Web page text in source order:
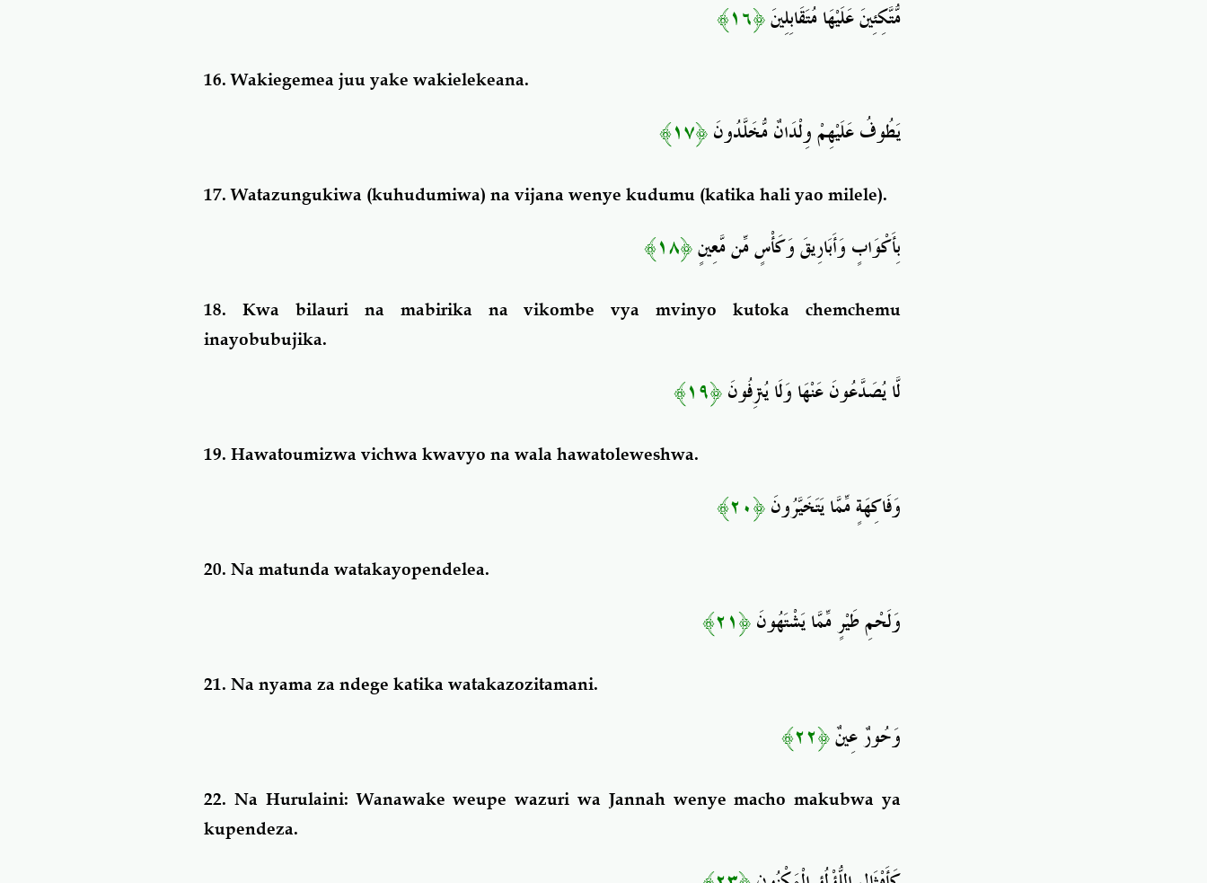
مُّتَّكِئِينَ عَلَيْهَا مُتَقَابِلِينَ﴿١٦﴾
16.Wakiegemea juu yake wakielekeana.
يَطُوفُ عَلَيْهِمْ وِلْدَانٌ مُّخَلَّدُونَ﴿١٧﴾
17.Watazungukiwa (kuhudumiwa) na vijana wenye kudumu (katika hali yao milele).
بِأَكْوَابٍ وَأَبَارِيقَ وَكَأْسٍ مِّن مَّعِينٍ﴿١٨﴾
18.Kwa bilauri na mabirika na vikombe vya mvinyo kutoka chemchemu
inayobubujika.
لَّا يُصَدَّعُونَ عَنْهَا وَلَا يُنزِفُونَ﴿١٩﴾
19.Hawatoumizwa vichwa kwavyo na wala hawatoleweshwa.
وَفَاكِهَةٍ مِّمَّا يَتَخَيَّرُونَ﴿٢٠﴾
20.Na matunda watakayopendelea.
وَلَحْمِ طَيْرٍ مِّمَّا يَشْتَهُونَ﴿٢١﴾
21.Na nyama za ndege katika watakazozitamani.
وَحُورٌ عِينٌ﴿٢٢﴾
22.Na Hurulaini: Wanawake weupe wazuri wa Jannah wenye macho makubwa ya
kupendeza.